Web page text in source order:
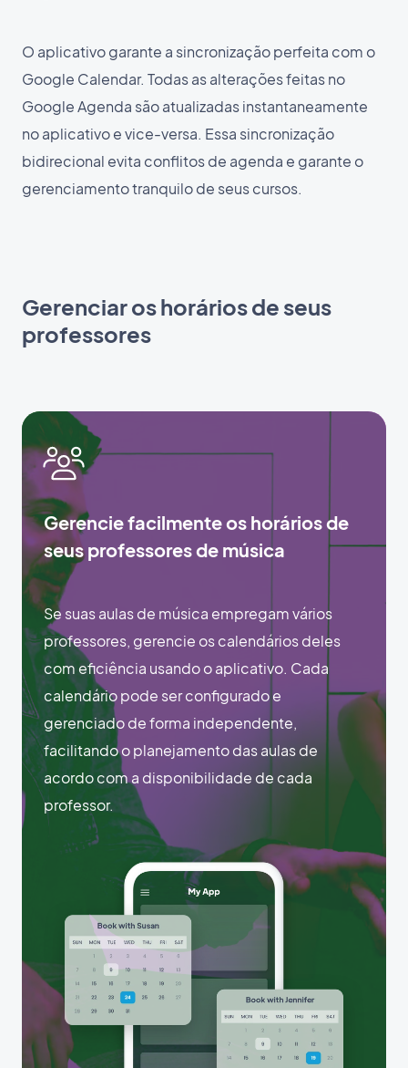
O aplicativo garante a sincronização perfeita com o
Google Calendar. Todas as alterações feitas no
Google Agenda são atualizadas instantaneamente
no aplicativo e vice-versa. Essa sincronização
bidirecional evita conflitos de agenda e garante o
gerenciamento tranquilo de seus cursos.
Gerenciar os horários de seus
professores
Gerencie facilmente os horários de
seus professores de música
Se suas aulas de música empregam vários
professores, gerencie os calendários deles
com eficiência usando o aplicativo. Cada
calendário pode ser configurado e
gerenciado de forma independente,
facilitando o planejamento das aulas de
acordo com a disponibilidade de cada
professor.